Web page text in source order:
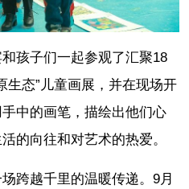
孩子们一起参观了汇聚18
生态”儿童画展，并在现场开
中的画笔，描绘出他们心
的向往和对艺术的热爱。
跨越千里的温暖传递。9月